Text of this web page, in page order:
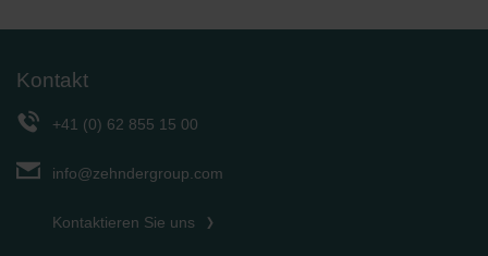
Kontakt
+41 (0) 62 855 15 00
info@zehndergroup.com
Kontaktieren Sie uns